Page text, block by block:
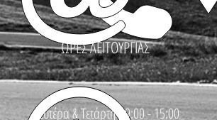
ΩΡΕΣ ΛΕΙΤΟΥΡΓΙΑΣ
Δευτέρα & Τετάρτη : 9:00 - 15:00